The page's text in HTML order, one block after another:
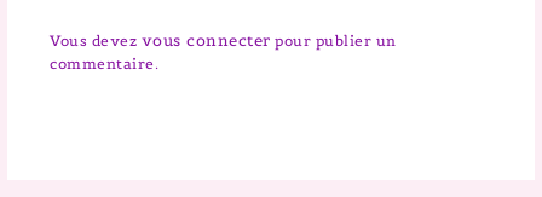
Vous devez vous connecter pour publier un
commentaire.